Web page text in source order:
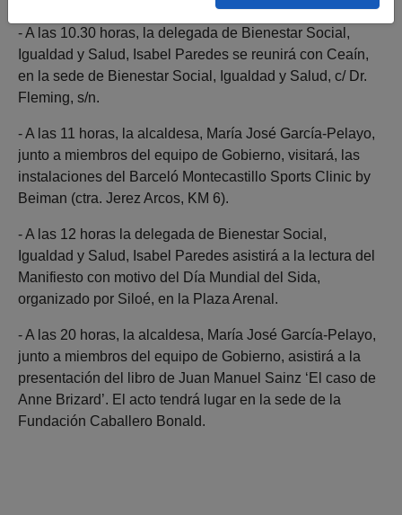
- A las 10.30 horas, la delegada de Bienestar Social,
Igualdad y Salud, Isabel Paredes se reunirá con Ceaín,
en la sede de Bienestar Social, Igualdad y Salud, c/ Dr.
Fleming, s/n.
- A las 11 horas, la alcaldesa, María José García-Pelayo,
junto a miembros del equipo de Gobierno, visitará, las
instalaciones del Barceló Montecastillo Sports Clinic by
Beiman (ctra. Jerez Arcos, KM 6).
- A las 12 horas la delegada de Bienestar Social,
Igualdad y Salud, Isabel Paredes asistirá a la lectura del
Manifiesto con motivo del Día Mundial del Sida,
organizado por Siloé, en la Plaza Arenal.
- A las 20 horas, la alcaldesa, María José García-Pelayo,
junto a miembros del equipo de Gobierno, asistirá a la
presentación del libro de Juan Manuel Sainz ‘El caso de
Anne Brizard’. El acto tendrá lugar en la sede de la
Fundación Caballero Bonald.